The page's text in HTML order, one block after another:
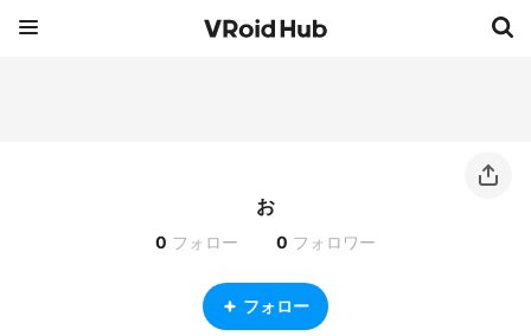
お
0 フォロー 0 フォロワー
フォロー